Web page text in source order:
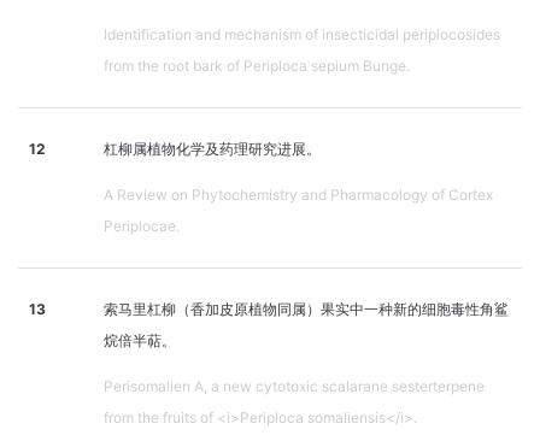
Identification and mechanism of insecticidal periplocosides
from the root bark of Periploca sepium Bunge.
12 杠柳属植物化学及药理研究进展。
A Review on Phytochemistry and Pharmacology of Cortex
Periplocae.
13
索马里杠柳（香加皮原植物同属）果实中一种新的细胞毒性角鲨
烷倍半萜。
Perisomalien A, a new cytotoxic scalarane sesterterpene
from the fruits of <i>Periploca somaliensis</i>.